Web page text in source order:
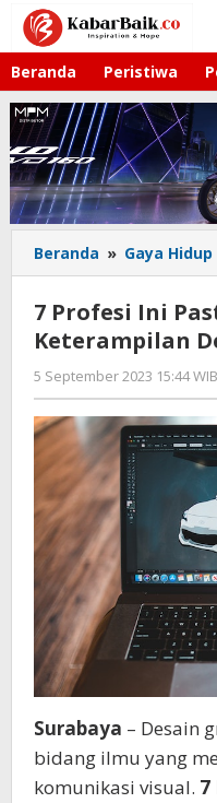
Lewati
konten
Beranda Peristiwa
Beranda » Gaya Hidup
7 Profesi Ini
Keterampilan
5 September 2023 15:44 WIB
Surabaya – Desain
bidang ilmu yang
komunikasi visual. 7